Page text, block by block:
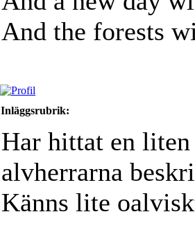
And the forests
Inläggsrubrik:
Har hittat en
alvherrarna
Känns lite